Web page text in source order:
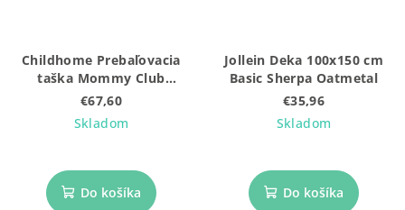
Childhome Prebaľovacia
taška Mommy Club
Signature Teddy Soft
Brown
€67,60
Skladom
Do košíka
Jollein Deka 100x150 cm
Basic Sherpa Oatmetal
€35,96
Skladom
Do košíka